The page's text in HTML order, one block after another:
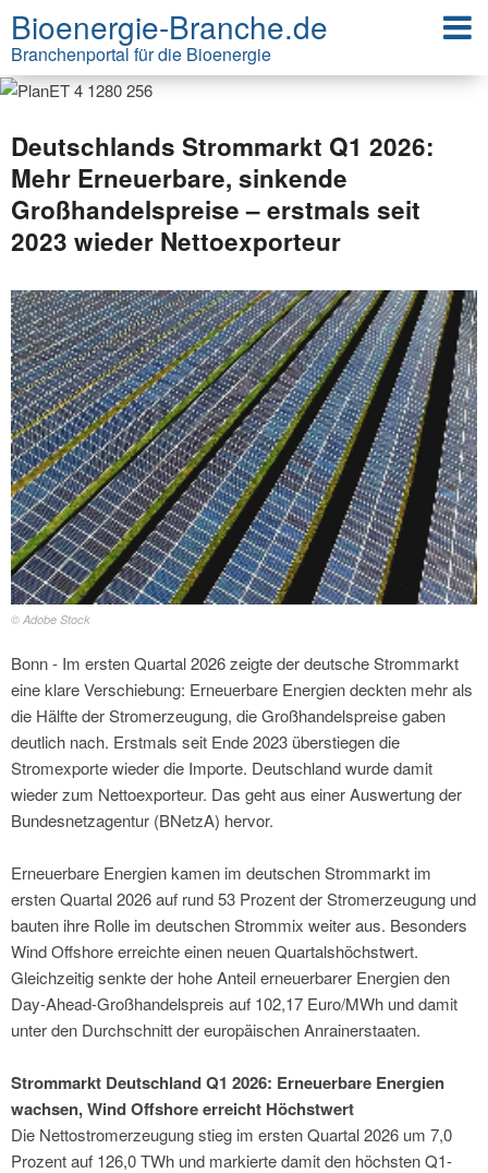
Bioenergie-Branche.de
Branchenportal für die Bioenergie
Deutschlands Strommarkt Q1 2026:
Mehr Erneuerbare, sinkende
Großhandelspreise – erstmals seit
2023 wieder Nettoexporteur
© Adobe Stock
Bonn - Im ersten Quartal 2026 zeigte der deutsche Strommarkt
eine klare Verschiebung: Erneuerbare Energien deckten mehr als
die Hälfte der Stromerzeugung, die Großhandelspreise gaben
deutlich nach. Erstmals seit Ende 2023 überstiegen die
Stromexporte wieder die Importe. Deutschland wurde damit
wieder zum Nettoexporteur. Das geht aus einer Auswertung der
Bundesnetzagentur (BNetzA) hervor.
Erneuerbare Energien kamen im deutschen Strommarkt im
ersten Quartal 2026 auf rund 53 Prozent der Stromerzeugung und
bauten ihre Rolle im deutschen Strommix weiter aus. Besonders
Wind Offshore erreichte einen neuen Quartalshöchstwert.
Gleichzeitig senkte der hohe Anteil erneuerbarer Energien den
Day-Ahead-Großhandelspreis auf 102,17 Euro/MWh und damit
unter den Durchschnitt der europäischen Anrainerstaaten.
Strommarkt Deutschland Q1 2026: Erneuerbare Energien
wachsen, Wind Offshore erreicht Höchstwert
Die Nettostromerzeugung stieg im ersten Quartal 2026 um 7,0
Prozent auf 126,0 TWh und markierte damit den höchsten Q1-